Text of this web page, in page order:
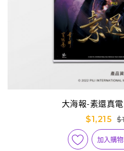
大海報-素還真
$1,215
加入購